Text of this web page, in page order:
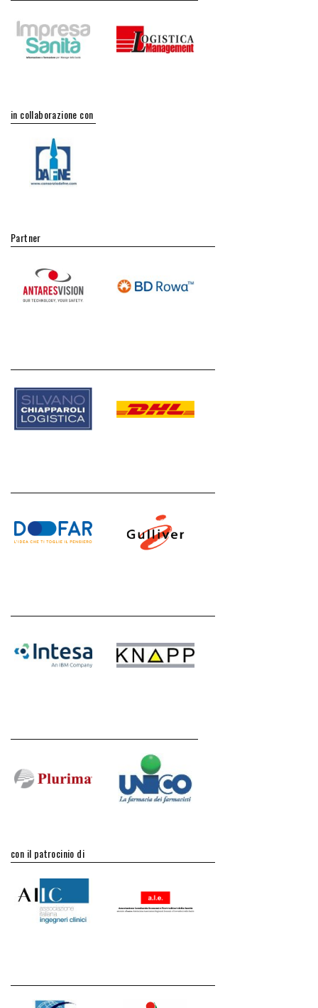
in collaborazione con
Partner
con il patrocinio di